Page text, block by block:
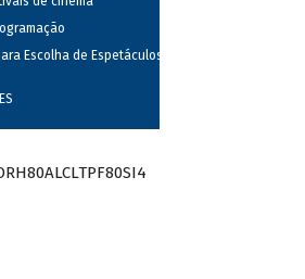
Escolha de Espetáculos